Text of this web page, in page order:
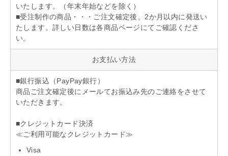
いたします。（年末年始などを除く）
■受注制作の商品・・・ご注文確定後、2か月以内に発送い
たします。詳しい日数は各商品ページにてご確認くださ
い。
お支払い方法
■銀行振込（PayPay銀行）
商品ご注文確定後にメールてお振込み先のご連絡をさせて
いただきます。
■クレジットカード決済
≪ご利用可能なクレジットカード≫
Visa